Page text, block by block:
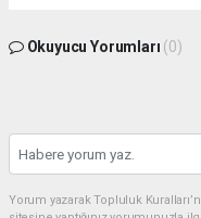
Okuyucu Yorumları (0)
Yorum yazarak Topluluk